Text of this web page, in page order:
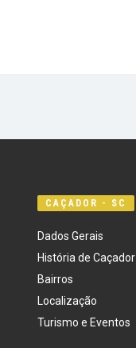
CAÇADOR - SC
Dados Gerais
História de Caçador
Bairros
Localização
Turismo e Eventos